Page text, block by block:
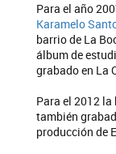
Para el año
Karamelo
barrio de La
álbum de
grabado en La
Para el 2012
también
producción de